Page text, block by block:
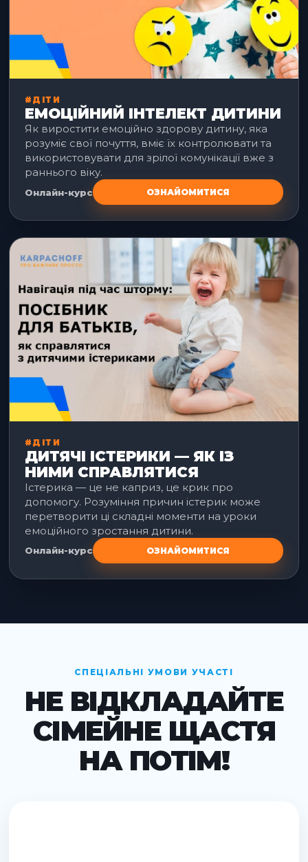
#ДІТИ
ЕМОЦІЙНИЙ ІНТЕЛЕКТ ДИТИНИ
Як виростити емоційно здорову дитину, яка
розуміє свої почуття, вміє їх контролювати та
використовувати для зрілої комунікації вже з
раннього віку.
Онлайн-курс ОЗНАЙОМИТИСЯ
#ДІТИ
ДИТЯЧІ ІСТЕРИКИ — ЯК ІЗ
НИМИ СПРАВЛЯТИСЯ
Істерика — це не каприз, це крик про
допомогу. Розуміння причин істерик може
перетворити ці складні моменти на уроки
емоційного зростання дитини.
Онлайн-курс ОЗНАЙОМИТИСЯ
СПЕЦІАЛЬНІ УМОВИ УЧАСТІ
НЕ ВІДКЛАДАЙТЕ
СІМЕЙНЕ ЩАСТЯ
НА ПОТІМ!